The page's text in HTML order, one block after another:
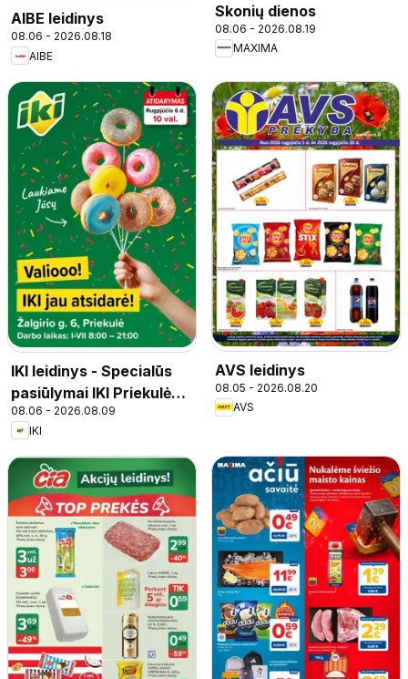
AIBE leidinys
08.06 - 2026.08.18
AIBE
Skonių dienos
08.06 - 2026.08.19
MAXIMA
IKI leidinys - Specialūs
pasiūlymai IKI Priekulė
parduotuvės klientams
08.06 - 2026.08.09
IKI
AVS leidinys
08.05 - 2026.08.20
AVS